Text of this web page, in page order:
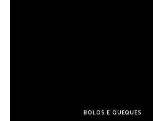
BOLOS E QUEQUES